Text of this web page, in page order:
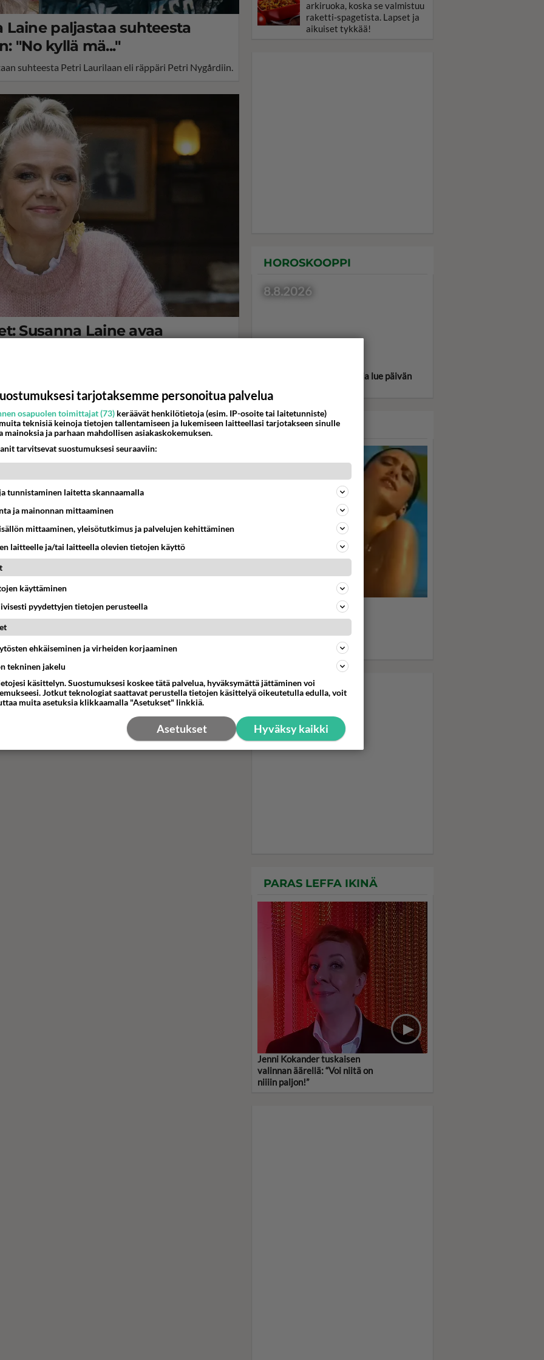
Laine paljastaa suhteesta
"No kyllä mä..."
suhteesta Petri Laurilaan eli räppäri Petri Nygårdiin.
Susanna Laine avaa
"Ehkä..."
Naiset -lehdessä.
Susanna Laine avaa
"Olin sinkku vuosia..."
parisuhdettaan Kauneus ja Terveys-lehdessä.
arkiruoka, koska se valmistuu
raketti-spagetista. Lapset ja
aikuiset tykkää!
HOROSKOOPPI
8.8.2026
Valitse oma tähtimerkkisi ja lue päivän
KASARI
Boys, boys, boys... Sabrina
allaskohtaus kiihdytti ja
PARAS LEFFA IKINÄ
Jenni Kokander tuskaisen
valinnan äärellä: “Voi niitä on
niiiin paljon!”
tarjotaksemme personoitua palvelua
osapuolen toimittajat (73) keräävät henkilötietoja (esim. IP-osoite tai laitetunniste)
teknisiä keinoja tietojen tallentamiseen ja lukemiseen laitteellasi tarjotakseen sinulle
ja parhaan mahdollisen asiakaskokemuksen.
tarvitsevat suostumuksesi seuraaviin:
tunnistaminen laitetta skannaamalla
ja mainonnan mittaaminen
mittaaminen, yleisötutkimus ja palvelujen kehittäminen
laitteelle ja/tai laitteella olevien tietojen käyttö
käyttäminen
pyydettyjen tietojen perusteella
ehkäiseminen ja virheiden korjaaminen
tekninen jakelu
käsittelyn. Suostumuksesi koskee tätä palvelua, hyväksymättä jättäminen voi
Jotkut teknologiat saattavat perustella tietojen käsittelyä oikeutetulla edulla, voit
muita asetuksia klikkaamalla "Asetukset" linkkiä.
Hyväksy kaikki
Asetukset